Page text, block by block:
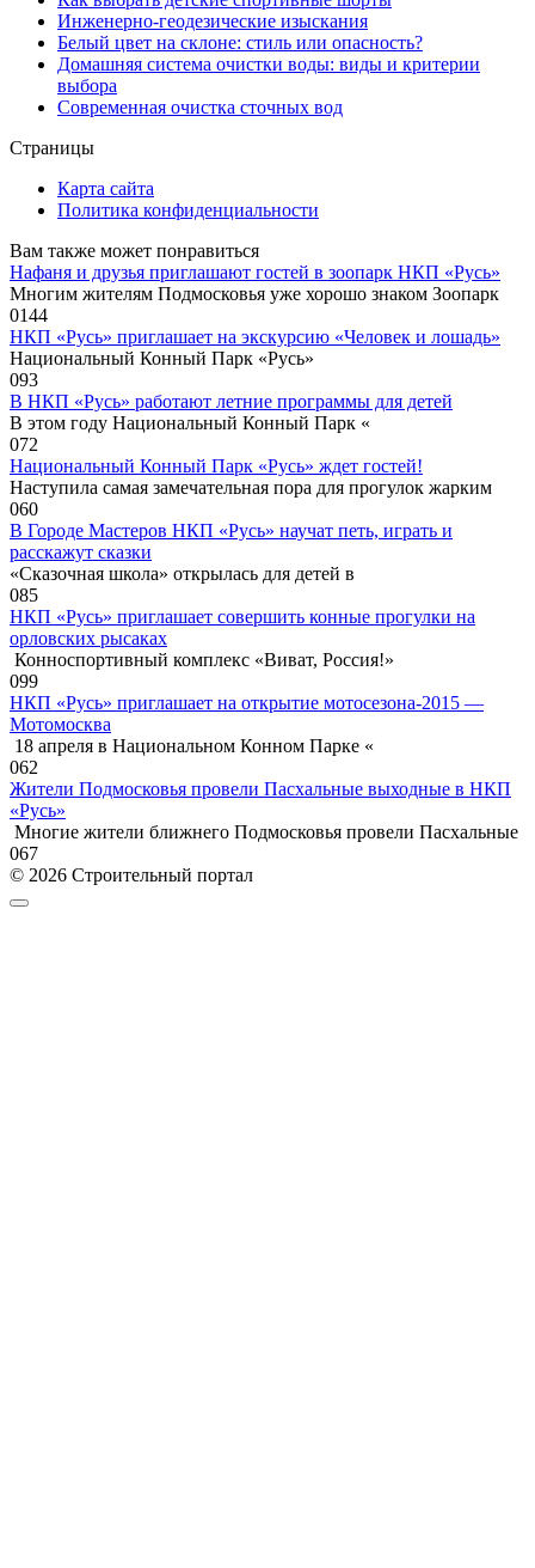
Инженерно-геодезические изыскания
Белый цвет на склоне: стиль или опасность?
Домашняя система очистки воды: виды и критерии
выбора
Современная очистка сточных вод
Страницы
Карта сайта
Политика конфиденциальности
Вам также может понравиться
Нафаня и друзья приглашают гостей в зоопарк НКП «Русь»
Многим жителям Подмосковья уже хорошо знаком Зоопарк
0144
НКП «Русь» приглашает на экскурсию «Человек и лошадь»
Национальный Конный Парк «Русь»
093
В НКП «Русь» работают летние программы для детей
В этом году Национальный Конный Парк «
072
Национальный Конный Парк «Русь» ждет гостей!
Наступила самая замечательная пора для прогулок жарким
060
В Городе Мастеров НКП «Русь» научат петь, играть и
расскажут сказки
«Сказочная школа» открылась для детей в
085
НКП «Русь» приглашает совершить конные прогулки на
орловских рысаках
Конноспортивный комплекс «Виват, Россия!»
099
НКП «Русь» приглашает на открытие мотосезона-2015 —
Мотомосква
18 апреля в Национальном Конном Парке «
062
Жители Подмосковья провели Пасхальные выходные в НКП
«Русь»
Многие жители ближнего Подмосковья провели Пасхальные
067
© 2026 Строительный портал